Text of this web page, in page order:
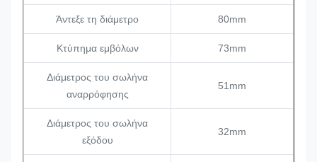
Άντεξε τη διάμετρο 80mm
Κτύπημα εμβόλων 73mm
Διάμετρος του σωλήνα
αναρρόφησης
51mm
Διάμετρος του σωλήνα
εξόδου
32mm